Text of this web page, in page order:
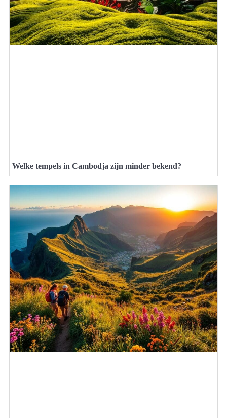
Welke tempels in Cambodja zijn minder bekend?